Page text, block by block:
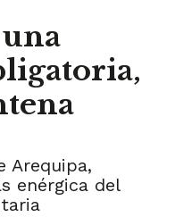
Arequipa,
enérgica del